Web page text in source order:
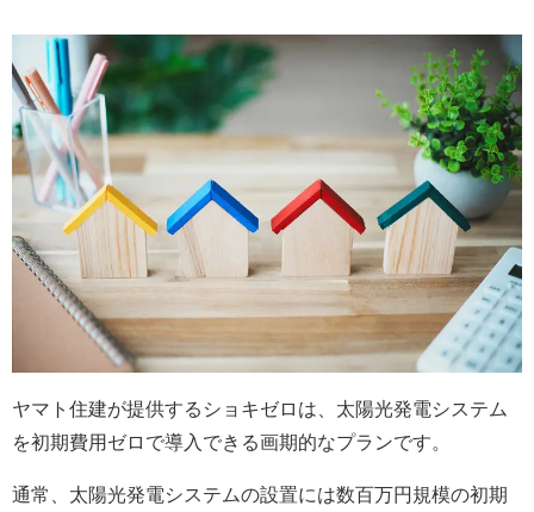
ヤマト住建が提供するショキゼロは、太陽光発電システム
を初期費用ゼロで導入できる画期的なプランです。
通常、太陽光発電システムの設置には数百万円規模の初期